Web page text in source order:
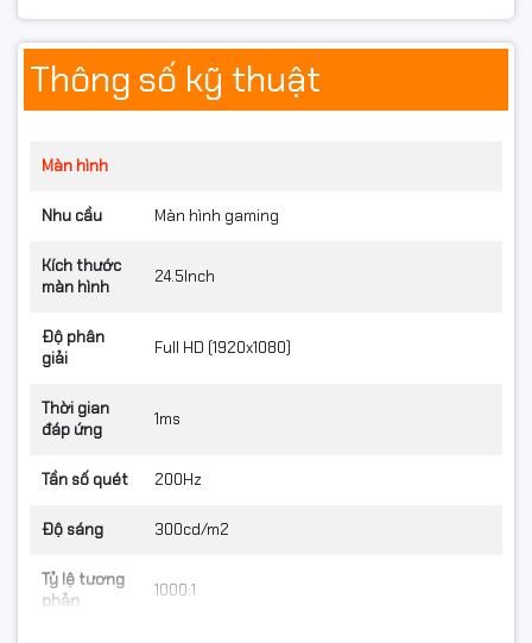
Màn hình còn tích hợp loa, mang lại sự tiện lợi trong
quá trình sử dụng mà không cần loa ngoài.
Phụ kiện đầy đủ, xuất xứ chính hãng
Thông số kỹ thuật
Màn hình
Nhu cầu Màn hình gaming
Kích thước
màn hình
24.5Inch
Độ phân
giải
Full HD (1920x1080)
Thời gian
đáp ứng
1ms
Tần số quét 200Hz
Độ sáng 300cd/m2
Tỷ lệ tương
phản
1000:1